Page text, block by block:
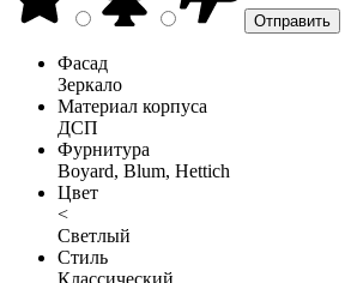
Фасад
Зеркало
Материал корпуса
ДСП
Фурнитура
Boyard, Blum, Hettich
Цвет
<
Светлый
Стиль
Классический